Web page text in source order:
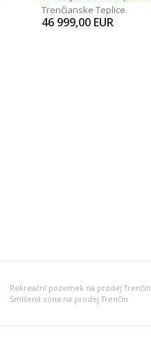
Trenčianske Teplice
46 999,00 EUR
Rekreační pozemek na prodej Trenčín
Smíšená zóna na prodej Trenčín